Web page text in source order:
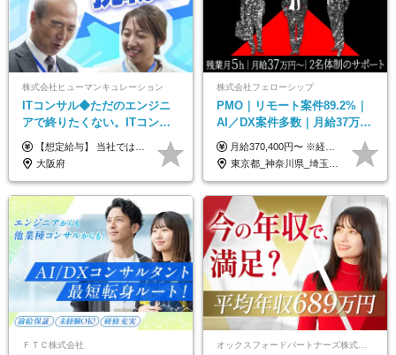
株式会社ヒューマンキュレーション
ITコンサル◆ただのエンジニ
アで終りたくない。ITコンサ
ル・PMに挑戦出来る！成長中
の次世代IT企業
【想定給与】 当社では、すべてのプロジェクトで受注単価を完全開示。 給与はその単価に連動し、還元率は80％以上を保証しています。 経験・スキル・貢献度に応じて報酬を正当に評価し、前職年収の保証も行っています。 ■正社員 月給35万円以上＋賞与年2回（みなし残業20h分含む） ◇試用期間は3ヶ月（期間中の待遇に変更なし） ◇みなし残業は案件先によって異なります。詳細は面談にてご説明致します。 ※経験・スキルを考慮し優遇 年収例： ・29歳女性／年収700万円（開発→上流転向） ・38歳男性／年収1,100万円（PMO・マネジメント） ・47歳男性／年収1,300万円（ITコンサル・高裁量案件）
大阪府
株式会社フェローシップ
PMO｜リモート案件89.2%｜
AI／DX案件多数｜月給37万円
～｜300万円の年収UP事例有
｜PMO経験不問
月給370,400円〜 ※経験やスキルを考慮し、決定いたします ※上記金額には固定残業代（30時間分/70,400円～）を含みます。超過分は別途全額支給いたします ※試用期間6カ月あり（期間中の給与・待遇に差異はありません） ★想定年収4,444,800円～ ★50万円～300万円の年収UP事例があります！
東京都_神奈川県_埼玉県_千葉県
ＦＴＣ株式会社